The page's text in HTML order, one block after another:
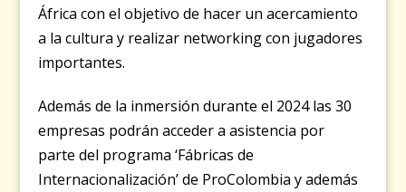
África con el objetivo de hacer un acercamiento
a la cultura y realizar networking con jugadores
importantes.
Además de la inmersión durante el 2024 las 30
empresas podrán acceder a asistencia por
parte del programa ‘Fábricas de
Internacionalización’ de ProColombia y además